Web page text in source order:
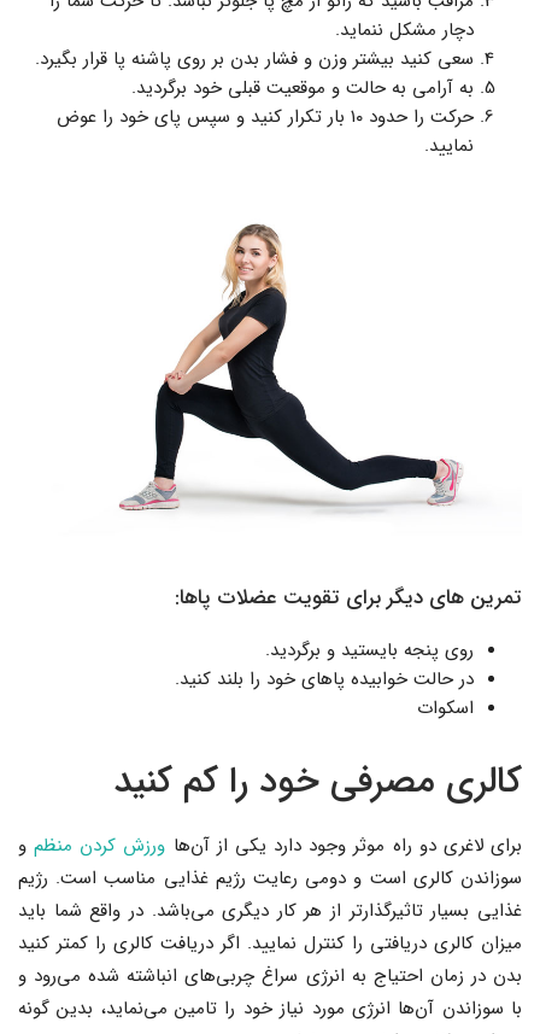
دچار مشکل ننماید.
سعی کنید بیشتر وزن و فشار بدن بر روی پاشنه پا قرار بگیرد.
به آرامی به حالت و موقعیت قبلی خود برگردید.
حرکت را حدود ۱۰ بار تکرار کنید و سپس پای خود را عوض
نمایید.
تمرین های دیگر برای تقویت عضلات پاها:
روی پنجه بایستید و برگردید.
در حالت خوابیده پاهای خود را بلند کنید.
اسکوات
کالری مصرفی خود را کم کنید
برای لاغری دو راه موثر وجود دارد یکی از آن‌ها ورزش کردن منظمو
سوزاندن کالری است و دومی رعایت رژیم غذایی مناسب است. رژیم
غذایی بسیار تاثیرگذارتر از هر کار دیگری می‌باشد. در واقع شما باید
میزان کالری دریافتی را کنترل نمایید. اگر دریافت کالری را کمتر کنید
بدن در زمان احتیاج به انرژی سراغ چربی‌های انباشته شده می‌رود و
با سوزاندن آن‌ها انرژی مورد نیاز خود را تامین می‌نماید، بدین گونه